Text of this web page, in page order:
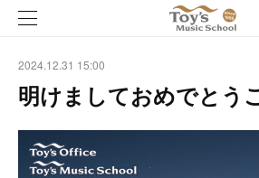
2024.12.31 15:00
明けましておめでとう